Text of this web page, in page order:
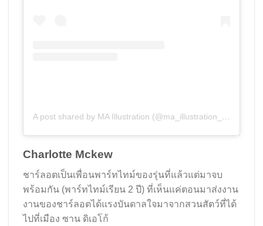
A post shared by MA Illustration (@ma_illustration_aub)
Charlotte Mckew
ชาร์ลอตเป็นเพื่อนพาร์ทไทม์ของรุ่นที่แล้วแต่มาจบ
พร้อมกัน (พาร์ทไทม์เรียน 2 ปี) ที่เห็นแค่ตอนมาส่งงาน
งานของชาร์ลอตได้แรงบันดาลใจมาจากสวนสัตว์ที่ได้
ไปที่เมือง ซาน ดิเอโก้